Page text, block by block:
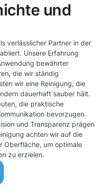
und
verlässlicher Partner in der
Unsere Erfahrung
bewährter
die wir ständig
wir eine Reinigung, die
dauerhaft sauber hält.
die praktische
bevorzugen.
und Transparenz prägen
achten wir auf die
Oberfläche, um optimale
zu erzielen.